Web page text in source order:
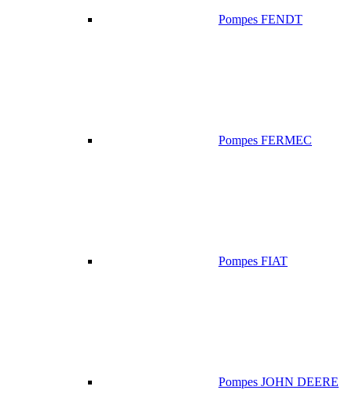
Pompes FENDT
Pompes FERMEC
Pompes FIAT
Pompes JOHN DEERE